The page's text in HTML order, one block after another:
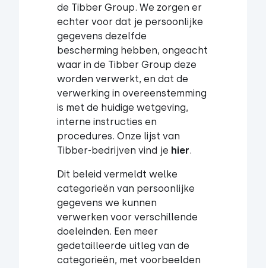
de Tibber Group. We zorgen er
echter voor dat je persoonlijke
gegevens dezelfde
bescherming hebben, ongeacht
waar in de Tibber Group deze
worden verwerkt, en dat de
verwerking in overeenstemming
is met de huidige wetgeving,
interne instructies en
procedures. Onze lijst van
Tibber-bedrijven vind je hier.
Dit beleid vermeldt welke
categorieën van persoonlijke
gegevens we kunnen
verwerken voor verschillende
doeleinden. Een meer
gedetailleerde uitleg van de
categorieën, met voorbeelden